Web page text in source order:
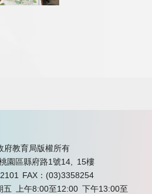
府教育局版權所有
園區縣府路1號14, 15樓
FAX：(03)3358254
五 上午8:00至12:00 下午13:00至